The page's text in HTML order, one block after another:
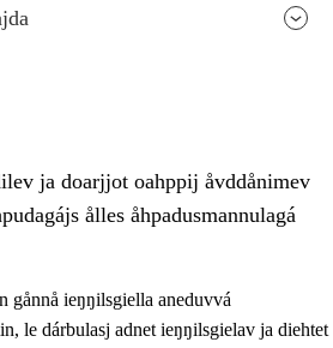
åvddånahttema ja ávddama hárráj
ja doarjjot oahppij åvddånimev
ålles åhpadusmannulagá
gånnå ieŋŋilsgiella aneduvvá
le dárbulasj adnet ieŋŋilsgielav ja diehtet